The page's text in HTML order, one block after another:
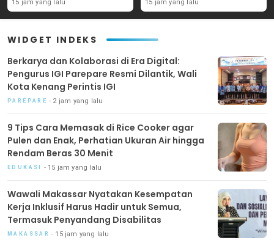
Beras 30 Menit
15 jam yang lalu
Penyandang Disabilitas
15 jam yang lalu
WIDGET INDEKS
Berkarya dan Kolaborasi di Era Digital:
Pengurus IGI Parepare Resmi Dilantik, Wali
Kota Kenang Perintis IGI
PAREPARE 2 jam yang lalu
9 Tips Cara Memasak di Rice Cooker agar
Pulen dan Enak, Perhatian Ukuran Air hingga
Rendam Beras 30 Menit
EDUKASI 15 jam yang lalu
Wawali Makassar Nyatakan Kesempatan
Kerja Inklusif Harus Hadir untuk Semua,
Termasuk Penyandang Disabilitas
MAKASSAR 15 jam yang lalu